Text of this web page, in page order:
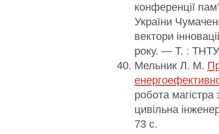
конференції
України
вектори
року. — Т. :
Мельник Л. М.
робота
цивільна
73 с.